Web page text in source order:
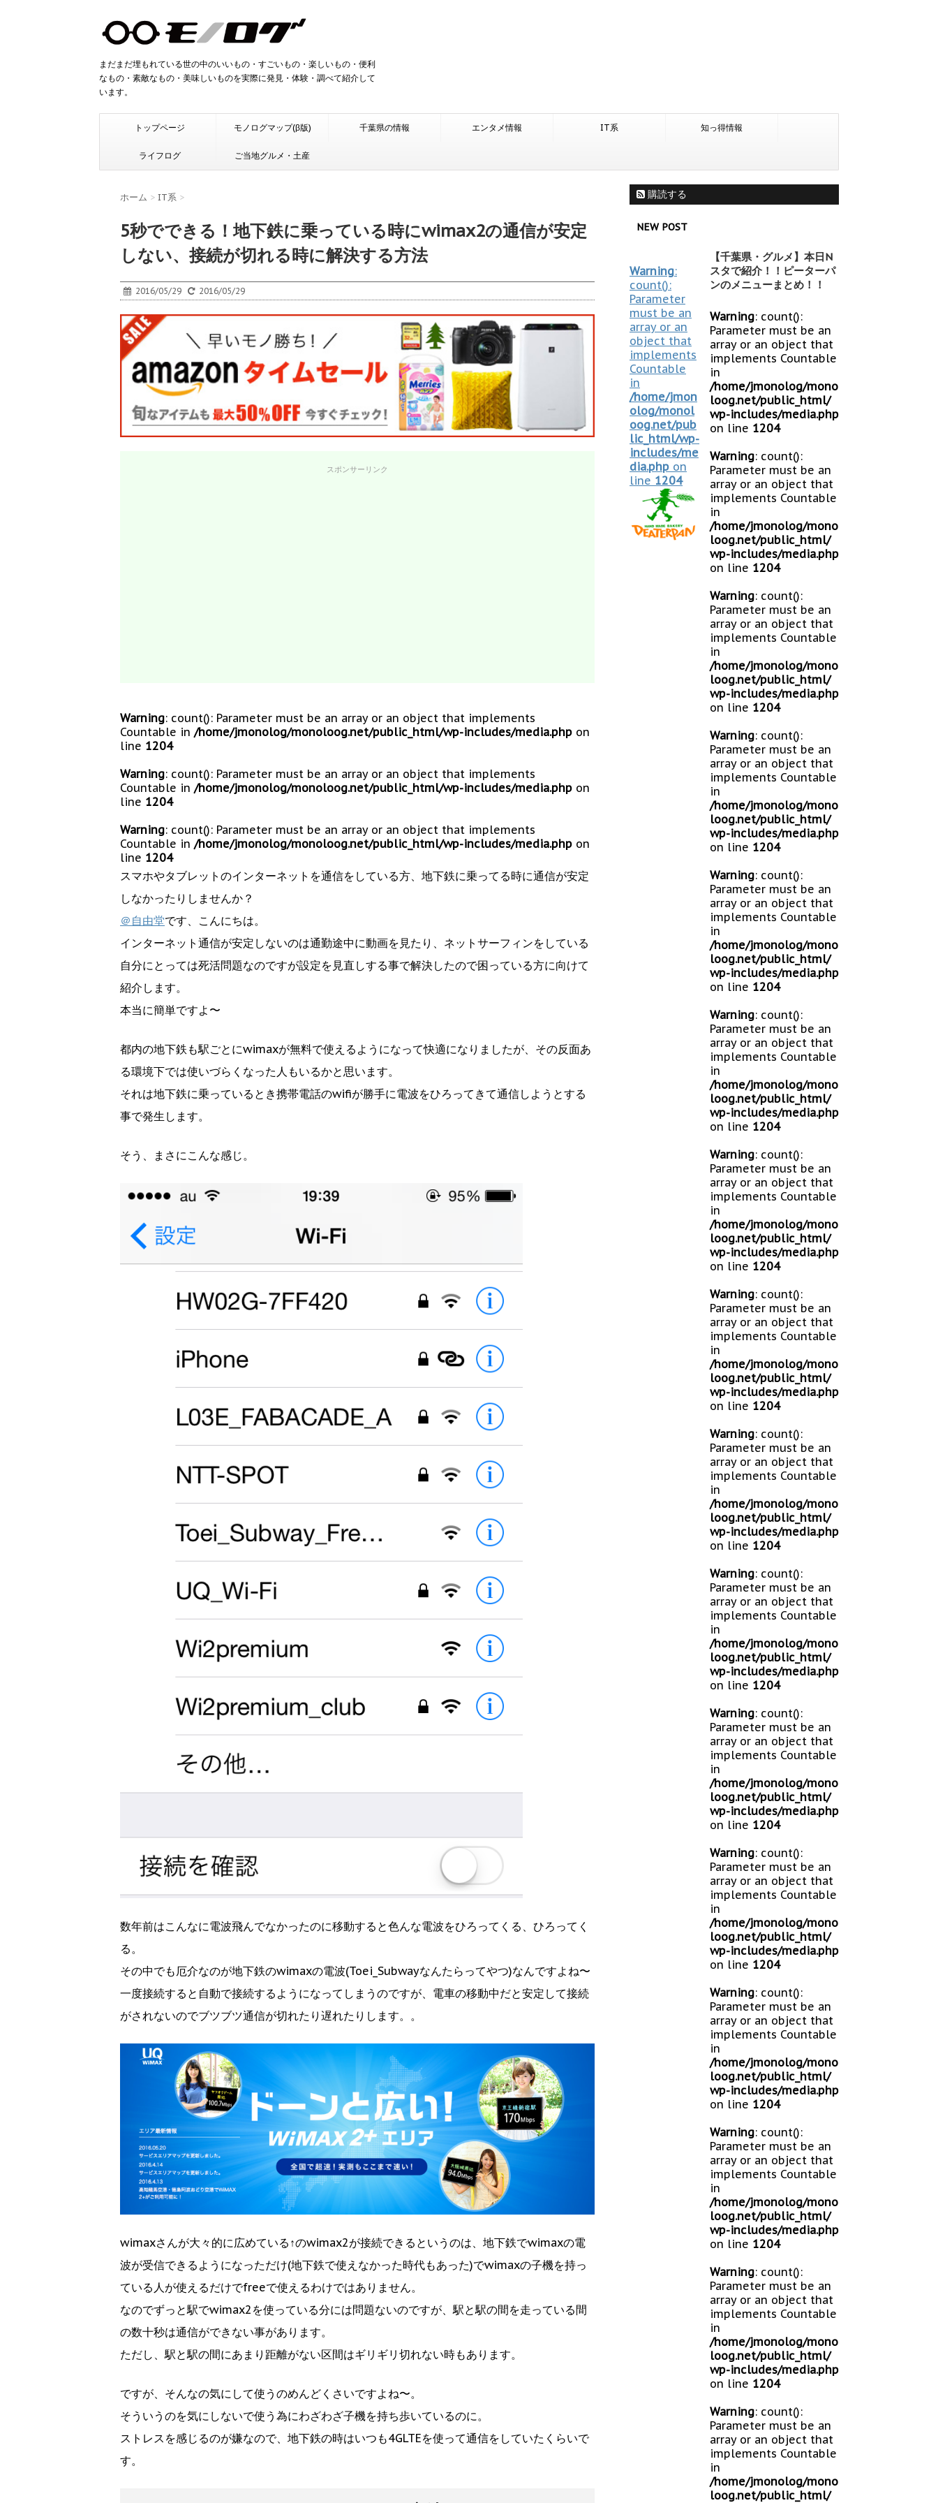
まだまだ埋もれている世の中のいいもの・すごいもの・楽しいもの・便利
なもの・素敵なもの・美味しいものを実際に発見・体験・調べて紹介して
います。
トップページ モノログマップ(β版) 千葉県の情報 エンタメ情報 IT系 知っ得情報
ライフログ ご当地グルメ・土産
ホーム > IT系 >
5秒でできる！地下鉄に乗っている時にwimax2の通信が安定
しない、接続が切れる時に解決する方法
2016/05/29 2016/05/29
スポンサーリンク
Warning: count(): Parameter must be an array or an object that implements
Countable in /home/jmonolog/monoloog.net/public_html/wp-includes/media.php on
line 1204
Warning: count(): Parameter must be an array or an object that implements
Countable in /home/jmonolog/monoloog.net/public_html/wp-includes/media.php on
line 1204
Warning: count(): Parameter must be an array or an object that implements
Countable in /home/jmonolog/monoloog.net/public_html/wp-includes/media.php on
line 1204
スマホやタブレットのインターネットを通信をしている方、地下鉄に乗ってる時に通信が安定
しなかったりしませんか？
＠自由堂です、こんにちは。
インターネット通信が安定しないのは通勤途中に動画を見たり、ネットサーフィンをしている
自分にとっては死活問題なのですが設定を見直しする事で解決したので困っている方に向けて
紹介します。
本当に簡単ですよ〜
都内の地下鉄も駅ごとにwimaxが無料で使えるようになって快適になりましたが、その反面あ
る環境下では使いづらくなった人もいるかと思います。
それは地下鉄に乗っているとき携帯電話のwifiが勝手に電波をひろってきて通信しようとする
事で発生します。
そう、まさにこんな感じ。
数年前はこんなに電波飛んでなかったのに移動すると色んな電波をひろってくる、ひろってく
る。
その中でも厄介なのが地下鉄のwimaxの電波(Toei_Subwayなんたらってやつ)なんですよね〜
一度接続すると自動で接続するようになってしまうのですが、電車の移動中だと安定して接続
がされないのでブツブツ通信が切れたり遅れたりします。。
wimaxさんが大々的に広めている↑のwimax2が接続できるというのは、地下鉄でwimaxの電
波が受信できるようになっただけ(地下鉄で使えなかった時代もあった)でwimaxの子機を持っ
ている人が使えるだけでfreeで使えるわけではありません。
なのでずっと駅でwimax2を使っている分には問題ないのですが、駅と駅の間を走っている間
の数十秒は通信ができない事があります。
ただし、駅と駅の間にあまり距離がない区間はギリギリ切れない時もあります。
ですが、そんなの気にして使うのめんどくさいですよね〜。
そういうのを気にしないで使う為にわざわざ子機を持ち歩いているのに。
ストレスを感じるのが嫌なので、地下鉄の時はいつも4GLTEを使って通信をしていたくらいで
す。
購読する
NEW POST
Warning:
count():
Parameter
must be an
array or an
object that
implements
Countable
in
/home/jmon
olog/monol
oog.net/pub
lic_html/wp-
includes/me
dia.php on
line 1204
【千葉県・グルメ】本日N
スタで紹介！！ピーターパ
ンのメニューまとめ！！
Warning: count():
Parameter must be an
array or an object that
implements Countable
in
/home/jmonolog/mono
loog.net/public_html/
wp-includes/media.php
on line 1204
Warning: count():
Parameter must be an
array or an object that
implements Countable
in
/home/jmonolog/mono
loog.net/public_html/
wp-includes/media.php
on line 1204
Warning: count():
Parameter must be an
array or an object that
implements Countable
in
/home/jmonolog/mono
loog.net/public_html/
wp-includes/media.php
on line 1204
Warning: count():
Parameter must be an
array or an object that
implements Countable
in
/home/jmonolog/mono
loog.net/public_html/
wp-includes/media.php
on line 1204
Warning: count():
Parameter must be an
array or an object that
implements Countable
in
/home/jmonolog/mono
loog.net/public_html/
wp-includes/media.php
on line 1204
Warning: count():
Parameter must be an
array or an object that
implements Countable
in
/home/jmonolog/mono
loog.net/public_html/
wp-includes/media.php
on line 1204
Warning: count():
Parameter must be an
array or an object that
implements Countable
in
/home/jmonolog/mono
loog.net/public_html/
wp-includes/media.php
on line 1204
Warning: count():
Parameter must be an
array or an object that
implements Countable
in
/home/jmonolog/mono
loog.net/public_html/
wp-includes/media.php
on line 1204
Warning: count():
Parameter must be an
array or an object that
implements Countable
in
/home/jmonolog/mono
loog.net/public_html/
wp-includes/media.php
on line 1204
Warning: count():
Parameter must be an
array or an object that
implements Countable
in
/home/jmonolog/mono
loog.net/public_html/
wp-includes/media.php
on line 1204
Warning: count():
Parameter must be an
array or an object that
implements Countable
in
/home/jmonolog/mono
loog.net/public_html/
wp-includes/media.php
on line 1204
Warning: count():
Parameter must be an
array or an object that
implements Countable
in
/home/jmonolog/mono
loog.net/public_html/
wp-includes/media.php
on line 1204
Warning: count():
Parameter must be an
array or an object that
implements Countable
in
/home/jmonolog/mono
loog.net/public_html/
wp-includes/media.php
on line 1204
Warning: count():
Parameter must be an
array or an object that
implements Countable
in
/home/jmonolog/mono
loog.net/public_html/
wp-includes/media.php
on line 1204
Warning: count():
Parameter must be an
array or an object that
implements Countable
in
/home/jmonolog/mono
loog.net/public_html/
wp-includes/media.php
on line 1204
Warning: count():
Parameter must be an
array or an object that
implements Countable
in
/home/jmonolog/mono
loog.net/public_html/